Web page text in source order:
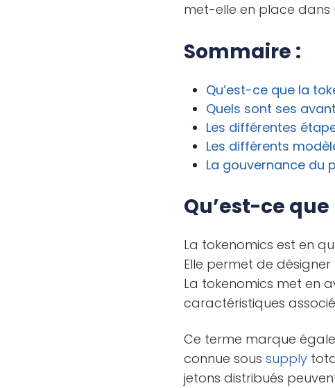
met-elle en place dans
Sommaire :
Qu’est-ce que la
Quels sont ses
Les différentes
Les différents
La gouvernance du
Qu’est-ce
La tokenomics est en
Elle permet de
La tokenomics met en
caractéristiques
Ce terme marque
connue soussupply
jetons distribués